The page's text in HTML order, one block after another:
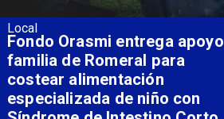
Local
Sello Artesanía Indígena abre
su convocatoria 2026 con
postulaciones hasta el 7 de
agosto